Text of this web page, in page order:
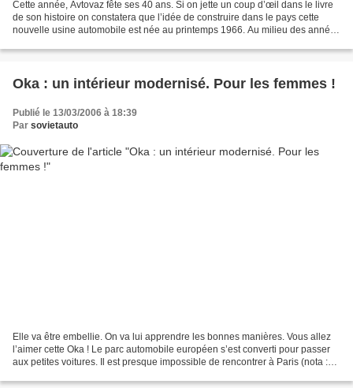
Cette année, Avtovaz fête ses 40 ans. Si on jette un coup d’œil dans le livre
de son histoire on constatera que l’idée de construire dans le pays cette
nouvelle usine automobile est née au printemps 1966. Au milieu des années
Oka : un intérieur modernisé. Pour les femmes !
Publié le 13/03/2006 à 18:39
Par sovietauto
Elle va être embellie. On va lui apprendre les bonnes manières. Vous allez
l’aimer cette Oka ! Le parc automobile européen s’est converti pour passer
aux petites voitures. Il est presque impossible de rencontrer à Paris (nota :